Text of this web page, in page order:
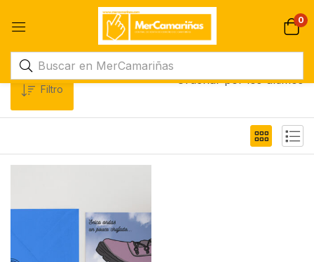
0
Filtro
Ordenar por los últimos